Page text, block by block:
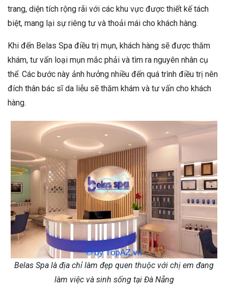
trang, diện tích rộng rãi với các khu vực được thiết kế tách
biệt, mang lại sự riêng tư và thoải mái cho khách hàng.
Khi đến Belas Spa điều trị mụn, khách hàng sẽ được thăm
khám, tư vấn loại mụn mắc phải và tìm ra nguyên nhân cụ
thể. Các bước này ảnh hưởng nhiều đến quá trình điều trị nên
đích thân bác sĩ da liễu sẽ thăm khám và tư vấn cho khách
hàng.
Belas Spa là địa chỉ làm đẹp quen thuộc với chị em đang
làm việc và sinh sống tại Đà Nẵng